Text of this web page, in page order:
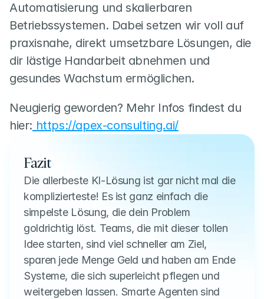
Automatisierung und skalierbaren
Betriebssystemen. Dabei setzen wir voll auf
praxisnahe, direkt umsetzbare Lösungen, die
dir lästige Handarbeit abnehmen und
gesundes Wachstum ermöglichen.
Neugierig geworden? Mehr Infos findest du
hier: https://apex-consulting.ai/
Fazit
Die allerbeste KI-Lösung ist gar nicht mal die
komplizierteste! Es ist ganz einfach die
simpelste Lösung, die dein Problem
goldrichtig löst. Teams, die mit dieser tollen
Idee starten, sind viel schneller am Ziel,
sparen jede Menge Geld und haben am Ende
Systeme, die sich superleicht pflegen und
weitergeben lassen. Smarte Agenten sind